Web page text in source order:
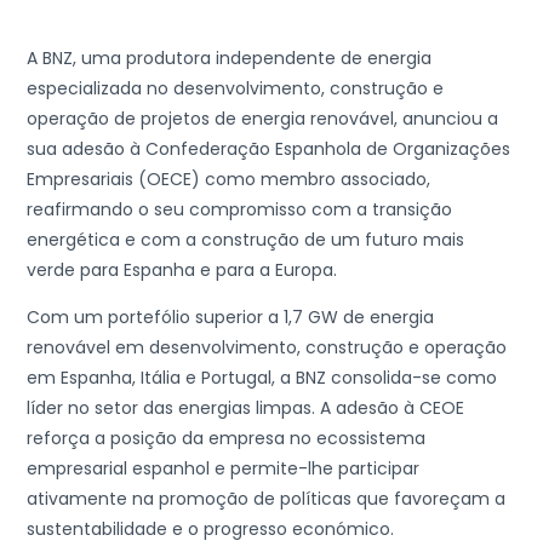
A BNZ, uma produtora independente de energia
especializada no desenvolvimento, construção e
operação de projetos de energia renovável, anunciou a
sua adesão à Confederação Espanhola de Organizações
Empresariais (OECE) como membro associado,
reafirmando o seu compromisso com a transição
energética e com a construção de um futuro mais
verde para Espanha e para a Europa.
Com um portefólio superior a 1,7 GW de energia
renovável em desenvolvimento, construção e operação
em Espanha, Itália e Portugal, a BNZ consolida-se como
líder no setor das energias limpas. A adesão à CEOE
reforça a posição da empresa no ecossistema
empresarial espanhol e permite-lhe participar
ativamente na promoção de políticas que favoreçam a
sustentabilidade e o progresso económico.